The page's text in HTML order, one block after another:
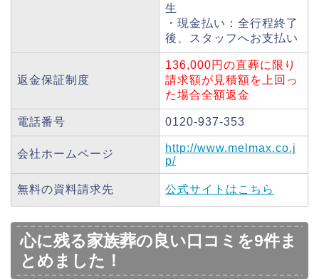
生
・現金払い：全行程終了
後、スタッフへお支払い
返金保証制度
136,000円の直葬に限り
請求額が見積額を上回っ
た場合全額返金
電話番号 0120-937-353
会社ホームページ
http://www.melmax.co.j
p/
無料の資料請求先 公式サイトはこちら
心に残る家族葬の良い口コミを9件ま
とめました！